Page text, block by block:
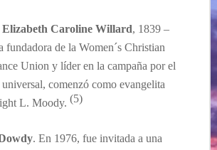
Elizabeth Caroline Willard, 1839 –
fundadora de la Women´s Christian
Union y líder en la campaña por el
comenzó como evangelita
L. Moody. (5)
. En 1976, fue invitada a una